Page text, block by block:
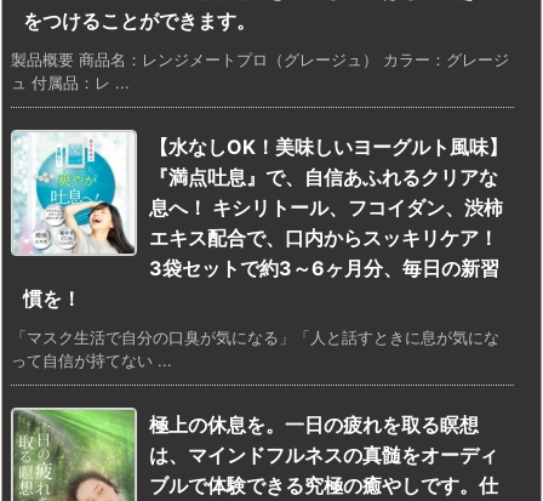
をつけることができます。
製品概要 商品名：レンジメートプロ（グレージュ） カラー：グレージ
ュ 付属品：レ ...
【水なしOK！美味しいヨーグルト風味】
『満点吐息』で、自信あふれるクリアな
息へ！ キシリトール、フコイダン、渋柿
エキス配合で、口内からスッキリケア！
3袋セットで約3～6ヶ月分、毎日の新習
慣を！
「マスク生活で自分の口臭が気になる」「人と話すときに息が気にな
って自信が持てない ...
極上の休息を。一日の疲れを取る瞑想
は、マインドフルネスの真髄をオーディ
ブルで体験できる究極の癒やしです。仕